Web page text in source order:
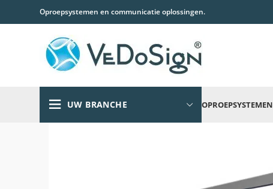
Oproepsystemen en communicatie oplossingen.
UW BRANCHE OPROEPSYSTEMEN